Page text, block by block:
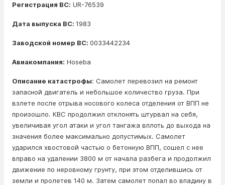
Регистрация ВС: UR-76539
Дата выпуска ВС: 1983
Заводской номер ВС: 0033442234
Авиакомпания: Hoseba
Описание катастрофы: Самолет перевозил на ремонт
запасной двигатель и небольшое количество груза. При
взлете после отрыва носового колеса отделения от ВПП не
произошло. КВС продолжил отклонять штурвал на себя,
увеличивая угол атаки и угол тангажа вплоть до выхода на
значения более максимально допустимых. Самолет
ударился хвостовой частью о бетонную ВПП, сошел с нее
вправо на удалении 3800 м от начала разбега и продолжил
движение по неровному грунту, при этом отделившись от
земли и пролетев 140 м. Затем самолет попал во впадину в